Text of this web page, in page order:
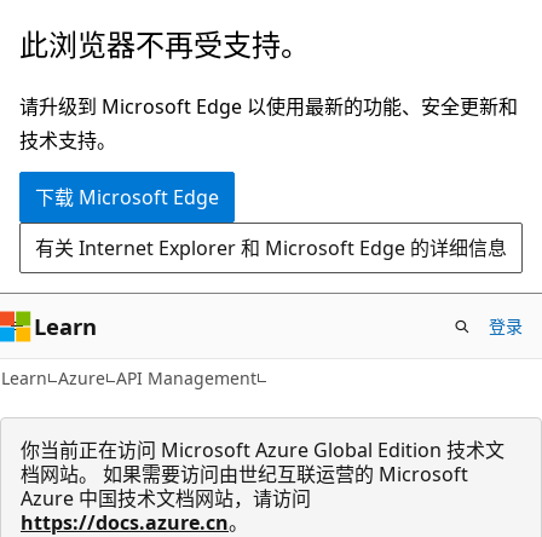
跳
主
要
内
此浏览器不再受支持。
请升级到 Microsoft Edge 以使用最新的功能、安全更新和
技术支持。
下载 Microsoft Edge
有关 Internet Explorer 和 Microsoft Edge 的详细信息
Learn 登录
Learn Azure API Management
你当前正在访问 Microsoft Azure Global Edition 技术文
档网站。 如果需要访问由世纪互联运营的 Microsoft
Azure 中国技术文档网站，请访问
https://docs.azure.cn。